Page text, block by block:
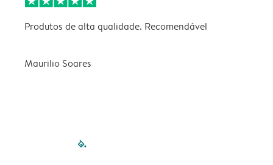
Produtos de alta qualidade. Recomendável
Maurilio Soares
filled-pagination